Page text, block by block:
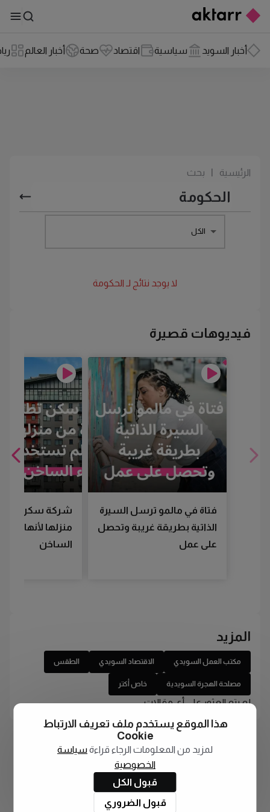
أخبار السويد سياسية اقتصاد صحة أخبار العالم
الرئيسية بحث
الكل
لا يوجد نتائج لـ الحكومة
فيديوهات قصيرة
فتاة في مالمو ترسل السيرة
الذاتية بطريقة غريبة وتحصل
على عمل
شركة سكن
منزلها لأنها لم
الساخن
المزيد
مكتب العمل السويدي الاقتصاد السويدي الطقس
مصلحة الهجرة السويدية خاص أكتر
لم يتم العثور على أي مقالات
هذا الموقع يستخدم ملف تعريف الارتباط
Cookie
لمزيد من المعلومات الرجاء قراءة سياسة
الخصوصية
قبول الكل
قبول الضروري